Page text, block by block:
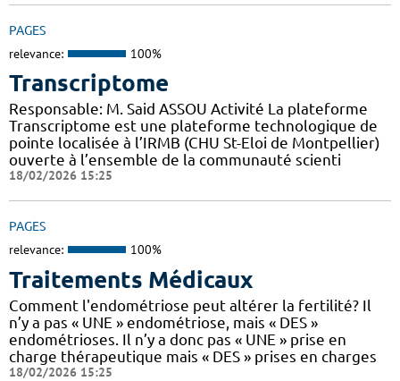
PAGES
relevance: 100%
Transcriptome
Responsable: M. Said ASSOU Activité La plateforme
Transcriptome est une plateforme technologique de
pointe localisée à l’IRMB (CHU St-Eloi de Montpellier)
ouverte à l’ensemble de la communauté scienti
18/02/2026 15:25
PAGES
relevance: 100%
Traitements Médicaux
Comment l'endométriose peut altérer la fertilité? Il
n’y a pas « UNE » endométriose, mais « DES »
endométrioses. Il n’y a donc pas « UNE » prise en
charge thérapeutique mais « DES » prises en charges
18/02/2026 15:25